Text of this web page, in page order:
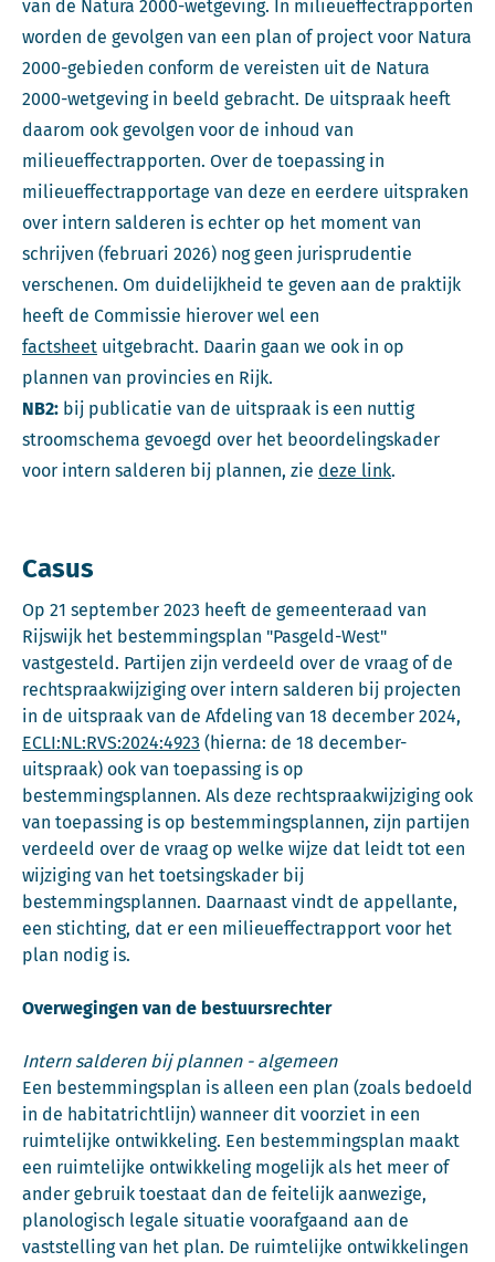
van de Natura 2000-wetgeving. In milieueffectrapporten
worden de gevolgen van een plan of project voor Natura
2000-gebieden conform de vereisten uit de Natura
2000-wetgeving in beeld gebracht. De uitspraak heeft
daarom ook gevolgen voor de inhoud van
milieueffectrapporten. Over de toepassing in
milieueffectrapportage van deze en eerdere uitspraken
over intern salderen is echter op het moment van
schrijven (februari 2026) nog geen jurisprudentie
verschenen. Om duidelijkheid te geven aan de praktijk
heeft de Commissie hierover wel een
factsheet uitgebracht. Daarin gaan we ook in op
plannen van provincies en Rijk.
NB2: bij publicatie van de uitspraak is een nuttig
stroomschema gevoegd over het beoordelingskader
voor intern salderen bij plannen, zie deze link.
Casus
Op 21 september 2023 heeft de gemeenteraad van
Rijswijk het bestemmingsplan "Pasgeld-West"
vastgesteld. Partijen zijn verdeeld over de vraag of de
rechtspraakwijziging over intern salderen bij projecten
in de uitspraak van de Afdeling van 18 december 2024,
ECLI:NL:RVS:2024:4923 (hierna: de 18 december-
uitspraak) ook van toepassing is op
bestemmingsplannen. Als deze rechtspraakwijziging ook
van toepassing is op bestemmingsplannen, zijn partijen
verdeeld over de vraag op welke wijze dat leidt tot een
wijziging van het toetsingskader bij
bestemmingsplannen. Daarnaast vindt de appellante,
een stichting, dat er een milieueffectrapport voor het
plan nodig is.
Overwegingen van de bestuursrechter
Intern salderen bij plannen - algemeen
Een bestemmingsplan is alleen een plan (zoals bedoeld
in de habitatrichtlijn) wanneer dit voorziet in een
ruimtelijke ontwikkeling. Een bestemmingsplan maakt
een ruimtelijke ontwikkeling mogelijk als het meer of
ander gebruik toestaat dan de feitelijk aanwezige,
planologisch legale situatie voorafgaand aan de
vaststelling van het plan. De ruimtelijke ontwikkelingen